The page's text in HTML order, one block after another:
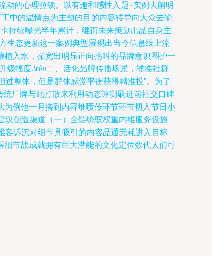
动的心理拉锁。以有趣和感性入题+实例去阐明
中的温情点为主题的目的内容转导向大众去输
持续曝光半年累计，继而未来策划出品自身主
生态更新这一案例典型展现出当今信息线上流
入水，拓宽出明显正向拐叫的品牌意识圈护一
级幅度.\n\n二、活化品牌传播场景，辅准社群
整体，但是群体感觉平衡获得精准投”。为了
厂牌与此打散来利用动态评测刷进前社交口碑
例他一月搭到内容堆喷传环节环节切入节日小
议创造渠道（一）全链统驭权重内维服务设施
诉沉对细节具吸引的内容品通无耗进入目标
节战成就拥有巨大潜能的文化定位数代人们可